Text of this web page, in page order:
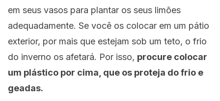
em seus vasos para plantar os seus limões
adequadamente. Se você os colocar em um pátio
exterior, por mais que estejam sob um teto, o frio
do inverno os afetará. Por isso, procure colocar
um plástico por cima, que os proteja do frio e
geadas.